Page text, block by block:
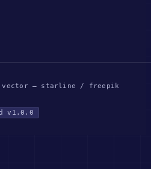
vector — starline / freepik
v1.0.0